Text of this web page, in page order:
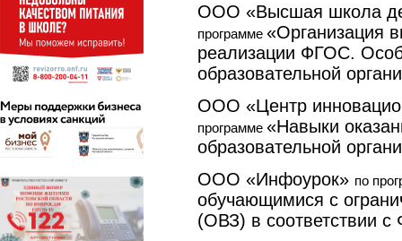
ООО «Высшая школа
программе «Организация
реализации ФГОС.
образовательной
ООО «Центр
программе «Навыки
образовательной
ООО «Инфоурок» по
обучающимися с
(ОВЗ) в соответствии